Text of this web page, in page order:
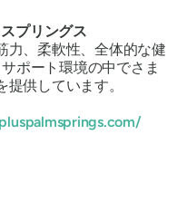
プリングス
力、柔軟性、全体的な健
ポート環境の中でさま
供しています。